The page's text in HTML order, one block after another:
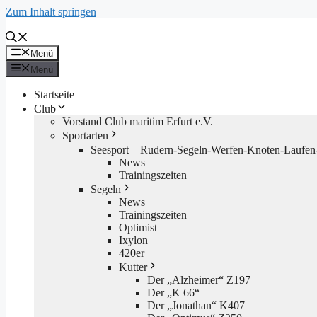
Zum Inhalt springen
Menü
Menü
Startseite
Club
Vorstand Club maritim Erfurt e.V.
Sportarten
Seesport – Rudern-Segeln-Werfen-Knoten-
News
Trainingszeiten
Segeln
News
Trainingszeiten
Optimist
Ixylon
420er
Kutter
Der „Alzheimer“ Z197
Der „K 66“
Der „Jonathan“ K407